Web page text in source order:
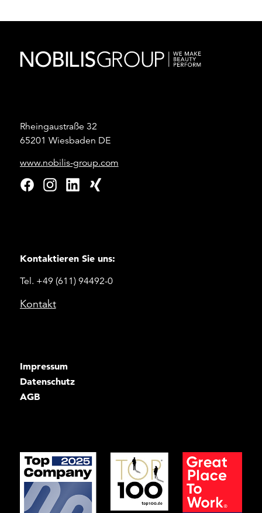
Rheingaustraße 32
65201 Wiesbaden DE
www.nobilis-group.com
Kontaktieren Sie uns:
Tel. +49 (611) 94492-0
Kontakt
Impressum
Datenschutz
AGB